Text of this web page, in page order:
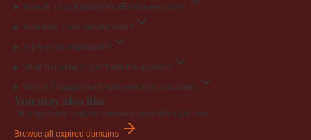
How do I buy EngageYourEmployees.com?
How long does transfer take?
Is the price negotiable?
What happens if I don't win the auction?
Why is EngageYourEmployees.com valuable?
You may also like
Other premium expired domains available right now.
Browse all expired domains